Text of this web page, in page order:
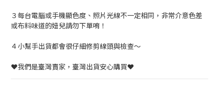
３每台電腦或手機顯色度、照片光線不一定相同，非常介意色差
或布料味道的妞兒請勿下單唷！
４小幫手出貨都會很仔細修剪線頭與檢查～
❤️我們是臺灣賣家，臺灣出貨安心購買❤️